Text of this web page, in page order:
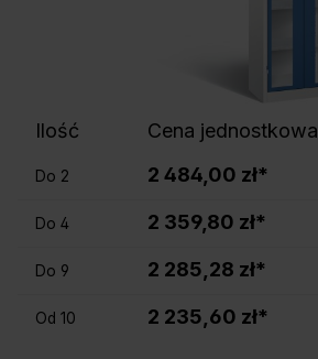
Ilość Cena jednostkowa
Do 2 2 484,00 zł*
Do 4 2 359,80 zł*
Do 9 2 285,28 zł*
Od 10 2 235,60 zł*